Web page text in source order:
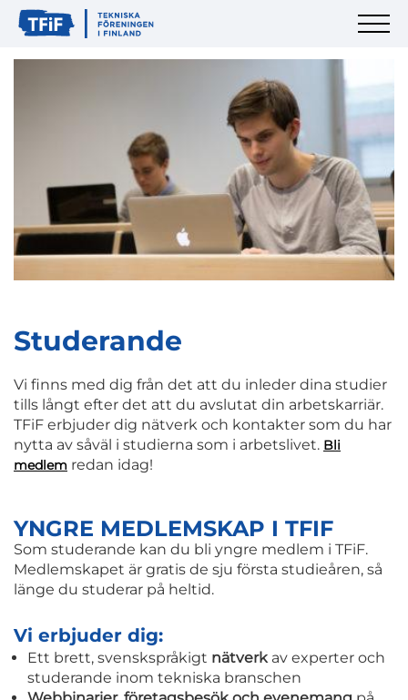
Studerande
Vi finns med dig från det att du inleder dina studier
tills långt efter det att du avslutat din arbetskarriär.
TFiF erbjuder dig nätverk och kontakter som du har
nytta av såväl i studierna som i arbetslivet. Bli
medlem redan idag!
YNGRE MEDLEMSKAP I TFIF
Som studerande kan du bli yngre medlem i TFiF.
Medlemskapet är gratis de sju första studieåren, så
länge du studerar på heltid.
Vi erbjuder dig:
Ett brett, svenskspråkigt nätverkav experter och
studerande inom tekniska branschen